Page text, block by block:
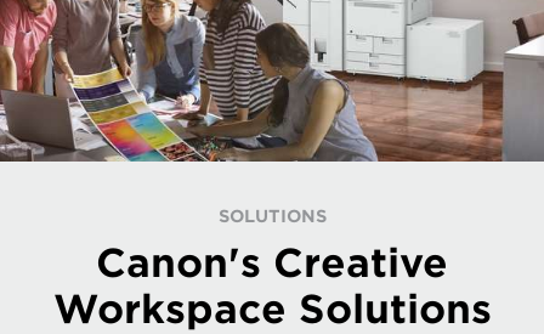
SOLUTIONS
Canon's Creative
Workspace Solutions